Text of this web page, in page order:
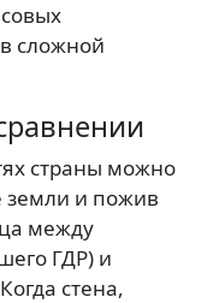
сложной
страны можно
земли и пожив
между
ГДР) и
стена,